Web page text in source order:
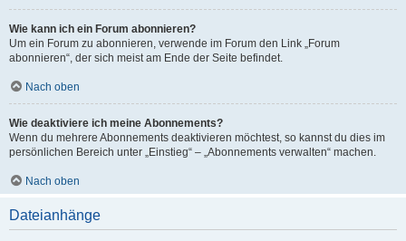
Wie kann ich ein Forum abonnieren?
Um ein Forum zu abonnieren, verwende im Forum den Link „Forum
abonnieren“, der sich meist am Ende der Seite befindet.
Nach oben
Wie deaktiviere ich meine Abonnements?
Wenn du mehrere Abonnements deaktivieren möchtest, so kannst du dies im
persönlichen Bereich unter „Einstieg“ – „Abonnements verwalten“ machen.
Nach oben
Dateianhänge